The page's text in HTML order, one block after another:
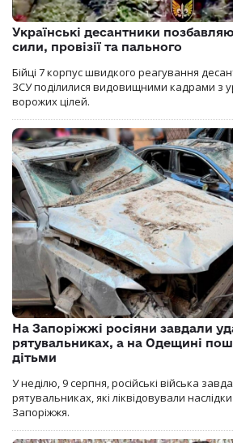
Українські десантники
сили, провізії та пального
Бійці 7 корпус швидкого реагування
ЗСУ поділилися видовищними кадрами з
ворожих цілей.
На Запоріжжі росіяни завдали
рятувальниках, а на Одещині
дітьми
У неділю, 9 серпня, російські війська
рятувальниках, які ліквідовували
Запоріжжя.